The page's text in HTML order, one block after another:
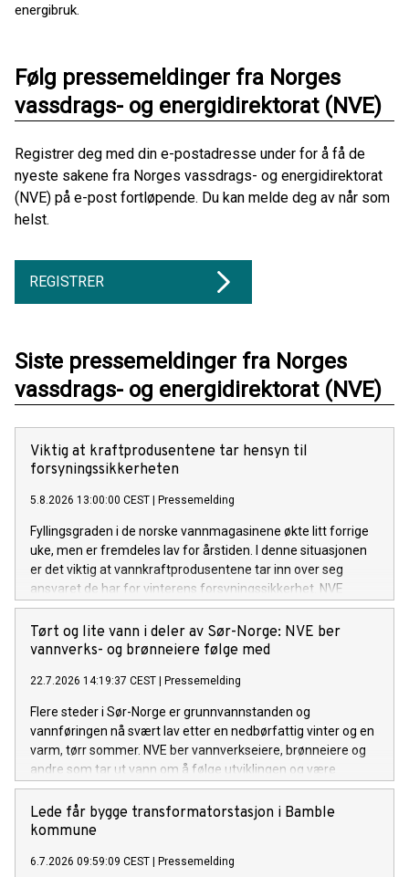
energibruk.
Følg pressemeldinger fra Norges
vassdrags- og energidirektorat (NVE)
Registrer deg med din e-postadresse under for å få de
nyeste sakene fra Norges vassdrags- og energidirektorat
(NVE) på e-post fortløpende. Du kan melde deg av når som
helst.
REGISTRER
Siste pressemeldinger fra Norges
vassdrags- og energidirektorat (NVE)
Viktig at kraftprodusentene tar hensyn til
forsyningssikkerheten
5.8.2026 13:00:00 CEST Pressemelding
Fyllingsgraden i de norske vannmagasinene økte litt forrige
uke, men er fremdeles lav for årstiden. I denne situasjonen
er det viktig at vannkraftprodusentene tar inn over seg
ansvaret de har for vinterens forsyningssikkerhet. NVE
følger utviklingen av kraftsituasjonen, i tett dialog med
Statnett. Om nødvendig vil NVE innføre en
rapporteringsordning for kraftprodusentene.
Tørt og lite vann i deler av Sør-Norge: NVE ber
vannverks- og brønneiere følge med
22.7.2026 14:19:37 CEST Pressemelding
Flere steder i Sør-Norge er grunnvannstanden og
vannføringen nå svært lav etter en nedbørfattig vinter og en
varm, tørr sommer. NVE ber vannverkseiere, brønneiere og
andre som tar ut vann om å følge utviklingen og være
forberedt på å gjøre vannbesparende tiltak om det ikke
kommer mye regn de neste ukene.
Lede får bygge transformatorstasjon i Bamble
kommune
6.7.2026 09:59:09 CEST Pressemelding